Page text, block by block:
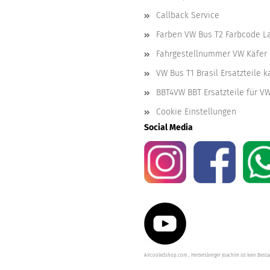
Callback Service
Farben VW Bus T2 Farbcode
Fahrgestellnummer VW Käfer
VW Bus T1 Brasil Ersatzteile
BBT4VW BBT Ersatzteile für
Cookie Einstellungen
Social Media
Aircooledshop.com , Hintersberger Joachim ist kein